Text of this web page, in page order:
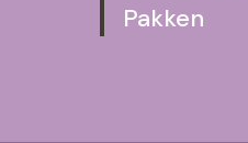
Pakken